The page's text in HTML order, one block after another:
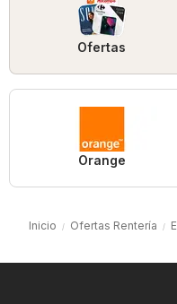
Ofertas
Orange
Inicio Ofertas Rentería